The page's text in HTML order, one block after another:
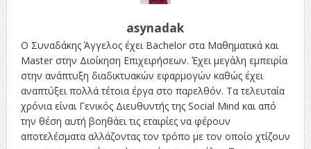
asynadak
Ο Συναδάκης Άγγελος έχει Bachelor στα Μαθηματικά και
Master στην Διοίκηση Επιχειρήσεων. Έχει μεγάλη εμπειρία
στην ανάπτυξη διαδικτυακών εφαρμογών καθώς έχει
αναπτύξει πολλά τέτοια έργα στο παρελθόν. Τα τελευταία
χρόνια είναι Γενικός Διευθυντής της Social Mind και από
την θέση αυτή βοηθάει τις εταιρίες να φέρουν
αποτελέσματα αλλάζοντας τον τρόπο με τον οποίο χτίζουν